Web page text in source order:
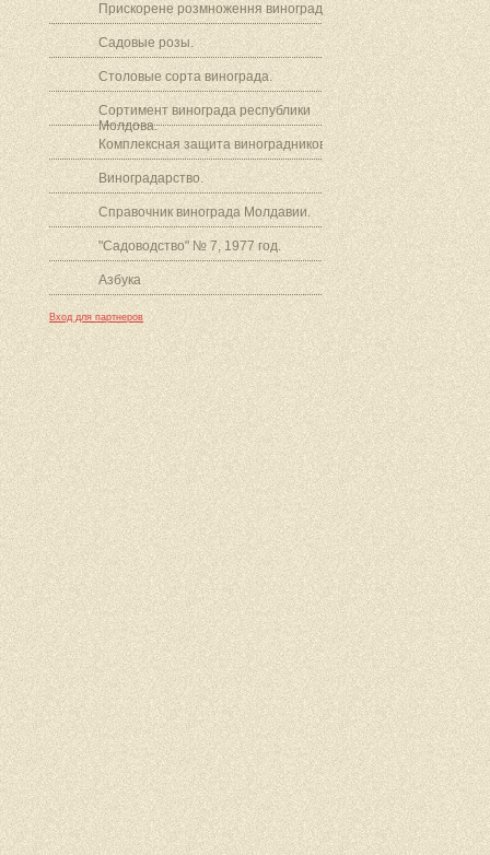
Прискорене розмноження винограду.
Садовые розы.
Столовые сорта винограда.
Сортимент винограда республики
Молдова.
Комплексная защита виноградников.
Виноградарство.
Справочник винограда Молдавии.
"Садоводство" № 7, 1977 год.
Азбука
Вход для партнеров